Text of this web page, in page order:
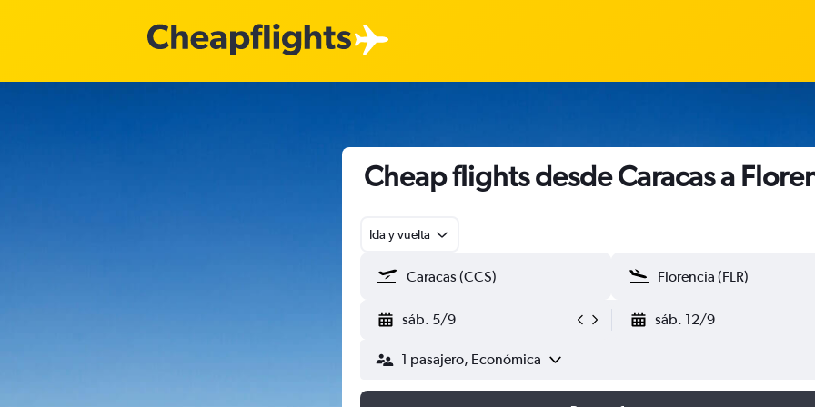
Cheap flights desde Caracas a
Ida y vuelta
sáb. 5/9 sáb. 12/9
1 pasajero, Económica